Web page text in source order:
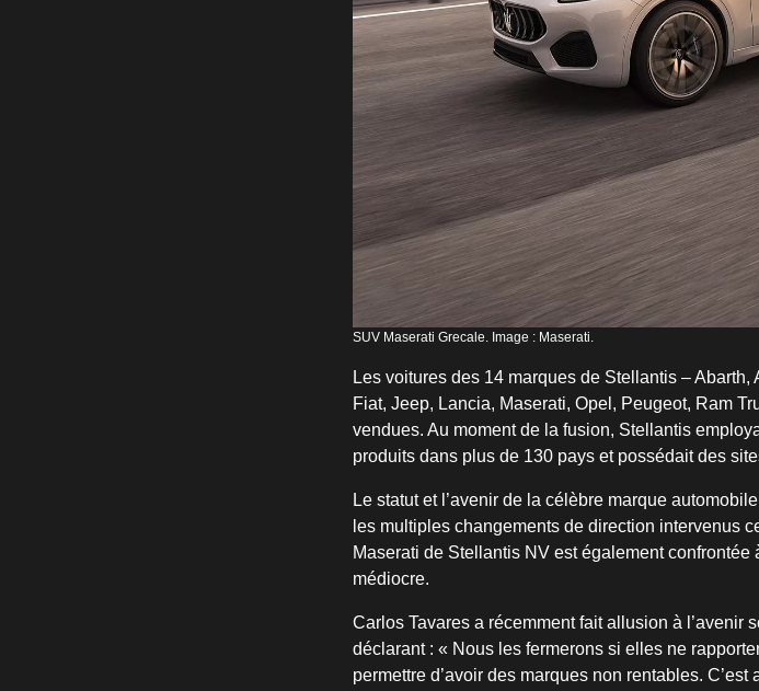
SUV Maserati Grecale. Image : Maserati.
Les voitures des 14 marques de Stellantis –
Fiat, Jeep, Lancia, Maserati, Opel, Peugeot, Ram
vendues. Au moment de la fusion, Stellantis
produits dans plus de 130 pays et possédait des
Le statut et l’avenir de la célèbre marque
les multiples changements de direction intervenus
Maserati de Stellantis NV est également
médiocre.
Carlos Tavares a récemment fait allusion à l’avenir
déclarant : « Nous les fermerons si elles ne
permettre d’avoir des marques non rentables.